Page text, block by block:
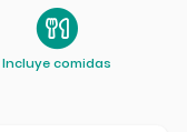
Incluye comidas